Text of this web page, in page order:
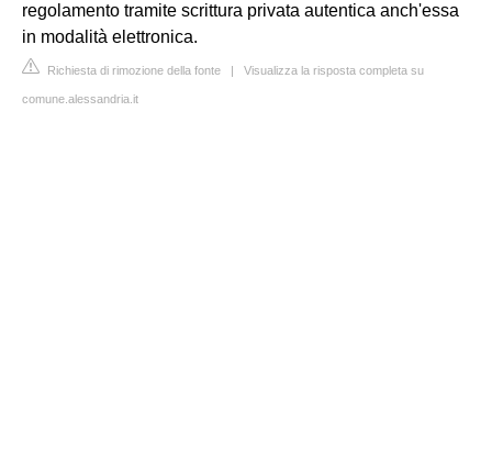
regolamento tramite scrittura privata autentica anch'essa
in modalità elettronica.
Richiesta di rimozione della fonte | Visualizza la risposta completa su
comune.alessandria.it